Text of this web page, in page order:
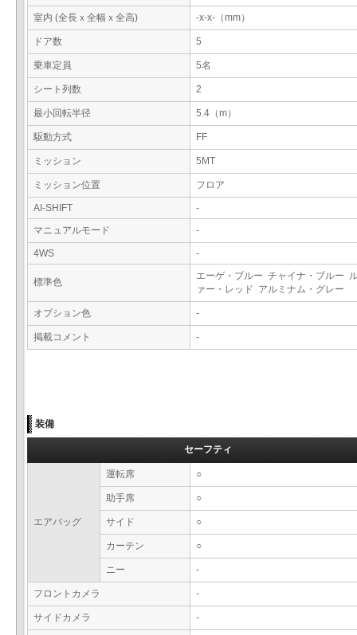
室内 (全長ｘ全幅ｘ全高) -x-x-（mm）
ドア数 5
乗車定員 5名
シート列数 2
最小回転半径 5.4（m）
駆動方式 FF
ミッション 5MT
ミッション位置 フロア
AI-SHIFT
-
マニュアルモード
-
4WS -
標準色
エーゲ・ブルー チャイナ・ブルー
ァー・レッド アルミナム・グレー
オプション色 -
掲載コメント -
装備
セーフティ
エアバッグ
運転席 ○
助手席 ○
サイド ○
カーテン ○
ニー -
フロントカメラ -
サイドカメラ -